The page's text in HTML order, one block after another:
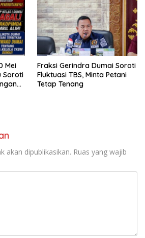
Mei
Soroti
Fraksi Gerindra Dumai Soroti
Fluktuasi TBS, Minta Petani
Tetap Tenang
akan dipublikasikan. Ruas yang wajib